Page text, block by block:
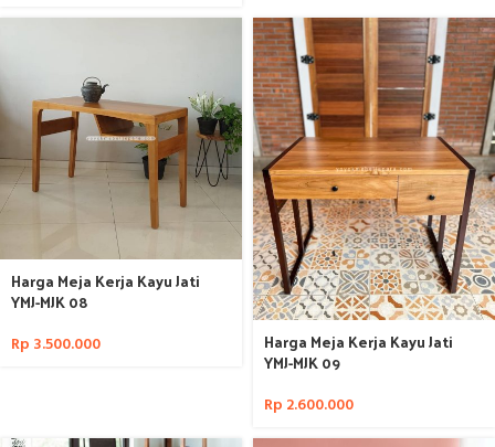
Harga Meja Kerja Kayu Jati
YMJ-MJK 08
Rp 3.500.000 Harga Meja Kerja Kayu Jati
YMJ-MJK 09
Rp 2.600.000